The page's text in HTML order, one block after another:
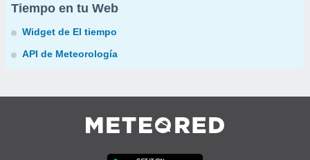
Tiempo en tu Web
Widget de El tiempo
API de Meteorología